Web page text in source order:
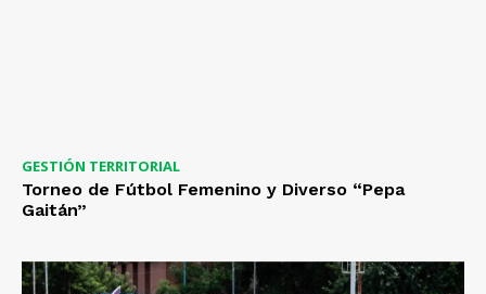
GESTIÓN TERRITORIAL
Torneo de Fútbol Femenino y Diverso “Pepa
Gaitán”